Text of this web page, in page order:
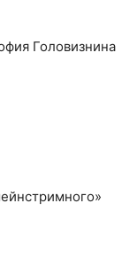
Головизнина